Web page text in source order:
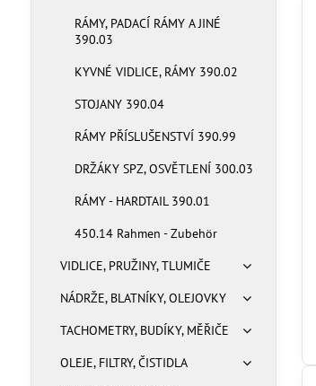
RÁMY, PADACÍ RÁMY A JINÉ
390.03
KYVNÉ VIDLICE, RÁMY 390.02
STOJANY 390.04
RÁMY PŘÍSLUŠENSTVÍ 390.99
DRŽÁKY SPZ, OSVĚTLENÍ 300.03
RÁMY - HARDTAIL 390.01
450.14 Rahmen - Zubehör
VIDLICE, PRUŽINY, TLUMIČE
NÁDRŽE, BLATNÍKY, OLEJOVKY
TACHOMETRY, BUDÍKY, MĚŘIČE
OLEJE, FILTRY, ČISTIDLA